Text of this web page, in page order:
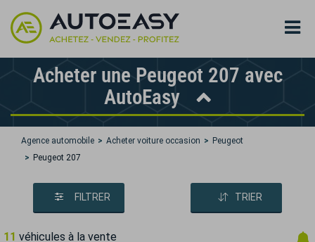
Acheter une Peugeot 207 avec
AutoEasy
Agence automobile Acheter voiture occasion
Peugeot
Peugeot 207
FILTRER TRIER
11 véhicules à la vente